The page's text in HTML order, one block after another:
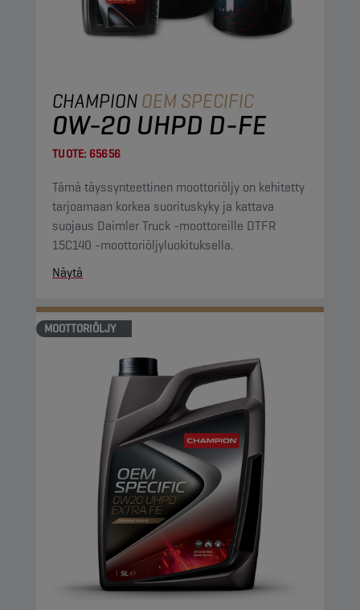
CHAMPIONOEM SPECIFIC
0W-20 UHPD D-FE
TUOTE: 65656
Tämä täyssynteettinen moottoriöljy on kehitetty
tarjoamaan korkea suorituskyky ja kattava
suojaus Daimler Truck -moottoreille DTFR
15C140 -moottoriöljyluokituksella.
Näytä
MOOTTORIÖLJY